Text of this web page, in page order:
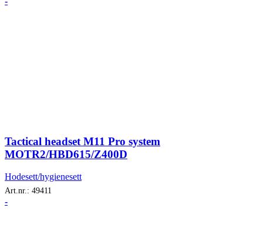
Tactical headset M11 Pro system
MOTR2/HBD615/Z400D
Hodesett/hygienesett
Art.nr.: 49411
-